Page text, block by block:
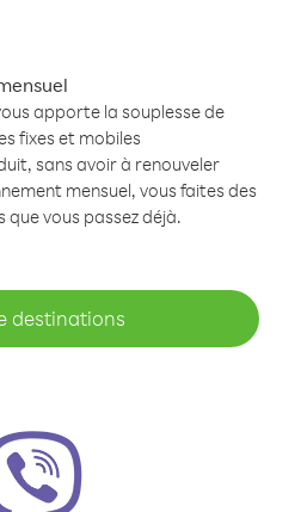
apporte la souplesse de
fixes et mobiles
sans avoir à renouveler
mensuel, vous faites des
que vous passez déjà.
destinations